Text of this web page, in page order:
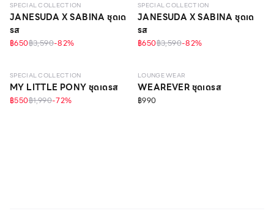
SPECIAL COLLECTION
JANESUDA X SABINA ชุดเด
รส
฿650฿3,590-82%
SPECIAL COLLECTION
JANESUDA X SABINA ชุดเด
รส
฿650฿3,590-82%
SPECIAL COLLECTION
MY LITTLE PONY ชุดเดรส
฿550฿1,990-72%
ONLINE EXCLUSIVE
LOUNGE WEAR
WEAREVER ชุดเดรส
฿990